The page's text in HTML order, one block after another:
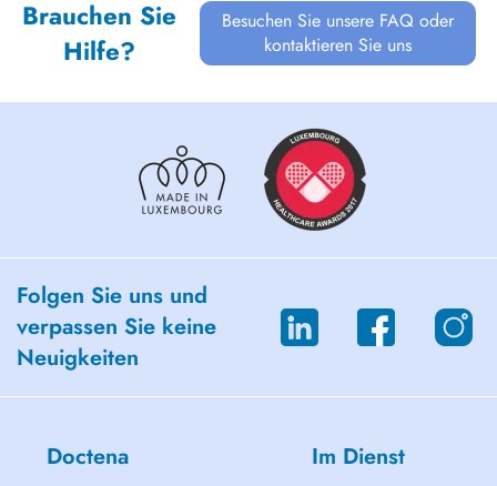
Brauchen Sie
Hilfe?
Besuchen Sie unsere FAQ oder
kontaktieren Sie uns
Folgen Sie uns und
verpassen Sie keine
Neuigkeiten
Doctena Im Dienst